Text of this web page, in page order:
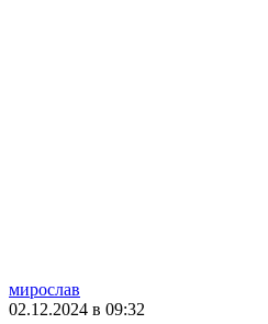
мирослав
02.12.2024 в 09:32